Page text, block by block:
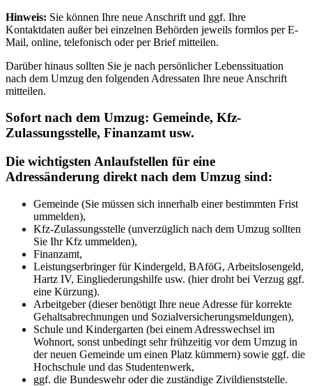
Hinweis: Sie können Ihre neue Anschrift und ggf. Ihre
Kontaktdaten außer bei einzelnen Behörden jeweils formlos per E-
Mail, online, telefonisch oder per Brief mitteilen.
Darüber hinaus sollten Sie je nach persönlicher Lebenssituation
nach dem Umzug den folgenden Adressaten Ihre neue Anschrift
mitteilen.
Sofort nach dem Umzug: Gemeinde, Kfz-
Zulassungsstelle, Finanzamt usw.
Die wichtigsten Anlaufstellen für eine
Adressänderung direkt nach dem Umzug sind:
Gemeinde (Sie müssen sich innerhalb einer bestimmten Frist
ummelden),
Kfz-Zulassungsstelle (unverzüglich nach dem Umzug sollten
Sie Ihr Kfz ummelden),
Finanzamt,
Leistungserbringer für Kindergeld, BAföG, Arbeitslosengeld,
Hartz IV, Eingliederungshilfe usw. (hier droht bei Verzug ggf.
eine Kürzung).
Arbeitgeber (dieser benötigt Ihre neue Adresse für korrekte
Gehaltsabrechnungen und Sozialversicherungsmeldungen),
Schule und Kindergarten (bei einem Adresswechsel im
Wohnort, sonst unbedingt sehr frühzeitig vor dem Umzug in
der neuen Gemeinde um einen Platz kümmern) sowie ggf. die
Hochschule und das Studentenwerk,
ggf. die Bundeswehr oder die zuständige Zivildienststelle.